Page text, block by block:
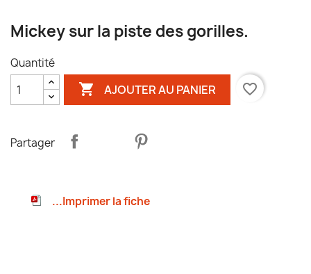
Mickey sur la piste des gorilles.
Quantité
 AJOUTER AU PANIER favorite_border
Partager
...Imprimer la fiche